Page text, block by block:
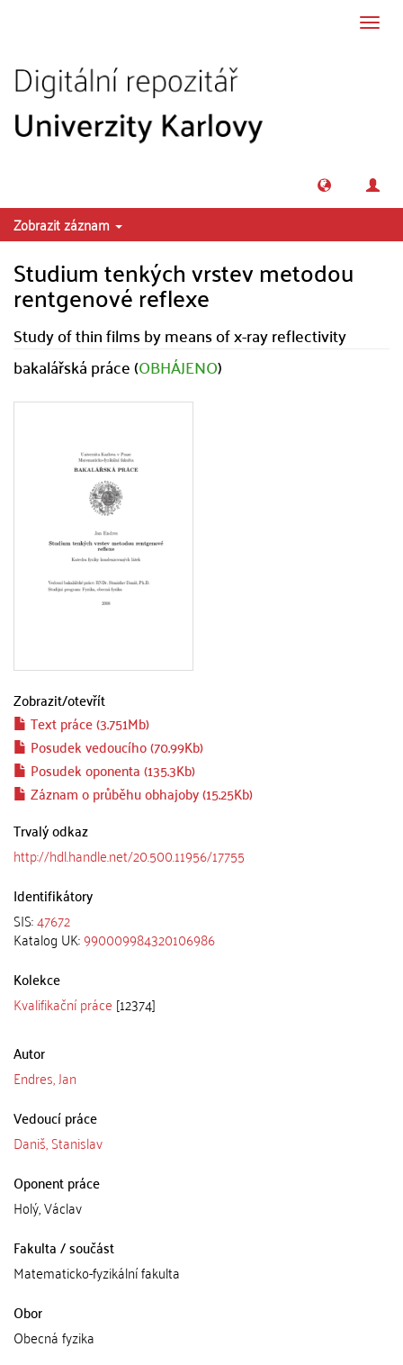
Zobrazit záznam
Studium tenkých vrstev metodou
rentgenové reflexe
Study of thin films by means of x-ray reflectivity
bakalářská práce (OBHÁJENO)
Zobrazit/otevřít
Text práce (3.751Mb)
Posudek vedoucího (70.99Kb)
Posudek oponenta (135.3Kb)
Záznam o průběhu obhajoby (15.25Kb)
Trvalý odkaz
http://hdl.handle.net/20.500.11956/17755
Identifikátory
SIS:47672
Katalog UK:990009984320106986
Kolekce
Kvalifikační práce [12374]
Autor
Endres, Jan
Vedoucí práce
Daniš, Stanislav
Oponent práce
Holý, Václav
Fakulta / součást
Matematicko-fyzikální fakulta
Obor
Obecná fyzika